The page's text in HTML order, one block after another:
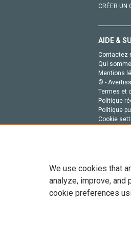
CRÉER UN
AIDE &
Contactez-
Qui
Mentions
© -
Termes et
Politique
Politique
Cookie
Tout le
de
We use cookies that
analyze, improve, and
cookie preferences